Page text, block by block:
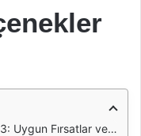
Fırsatlar ve Seçenekler